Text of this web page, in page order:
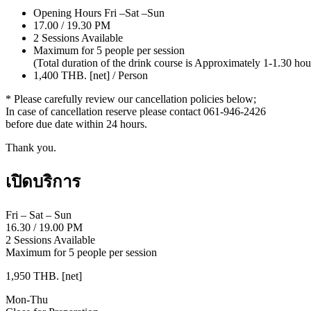
Opening Hours Fri –Sat –Sun
17.00 / 19.30 PM
2 Sessions Available
Maximum for 5 people per session
(Total duration of the drink course is Approximately 1-1.30
1,400 THB. [net] / Person
* Please carefully review our cancellation policies below;
In case of cancellation reserve please contact 061-946-2426
before due date within 24 hours.
Thank you.
เปิดบริการ
Fri – Sat – Sun
16.30 / 19.00 PM
2 Sessions Available
Maximum for 5 people per session
1,950 THB. [net]
Mon-Thu